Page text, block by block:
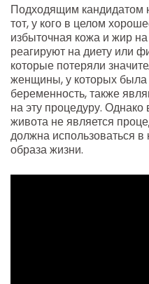
Подходящим кандидатом
тот, у кого в целом
избыточная кожа и жир
реагируют на диету или
которые потеряли
женщины, у которых была
беременность, также
на эту процедуру. Однако
живота не является
должна использоваться
образа жизни.